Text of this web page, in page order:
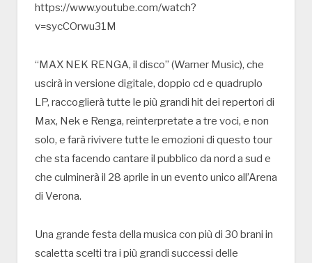
https://www.youtube.com/watch?
v=sycCOrwu31M
“MAX NEK RENGA, il disco” (Warner Music), che
uscirà in versione digitale, doppio cd e quadruplo
LP, raccoglierà tutte le più grandi hit dei repertori di
Max, Nek e Renga, reinterpretate a tre voci, e non
solo, e farà rivivere tutte le emozioni di questo tour
che sta facendo cantare il pubblico da nord a sud e
che culminerà il 28 aprile in un evento unico all’Arena
di Verona.
Una grande festa della musica con più di 30 brani in
scaletta scelti tra i più grandi successi delle